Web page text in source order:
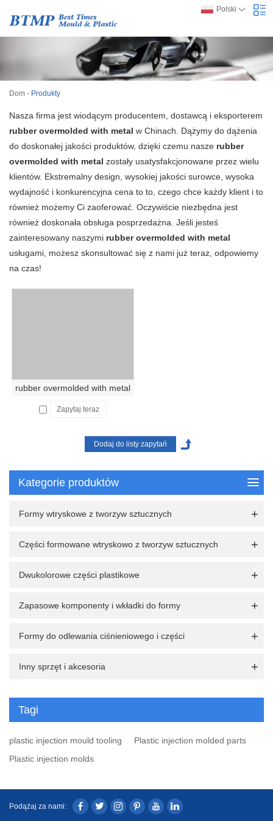
Polski
Dom - Produkty
Nasza firma jest wiodącym producentem, dostawcą i eksporterem
rubber overmolded with metal w Chinach. Dążymy do dążenia
do doskonałej jakości produktów, dzięki czemu nasze rubber
overmolded with metal zostały usatysfakcjonowane przez wielu
klientów. Ekstremalny design, wysokiej jakości surowce, wysoka
wydajność i konkurencyjna cena to to, czego chce każdy klient i to
również możemy Ci zaoferować. Oczywiście niezbędna jest
również doskonała obsługa posprzedażna. Jeśli jesteś
zainteresowany naszymi rubber overmolded with metal
usługami, możesz skonsultować się z nami już teraz, odpowiemy
na czas!
rubber overmolded with metal
Zapytaj teraz
Kategorie produktów
Formy wtryskowe z tworzyw sztucznych
Części formowane wtryskowo z tworzyw sztucznych
Dwukolorowe części plastikowe
Zapasowe komponenty i wkładki do formy
Formy do odlewania ciśnieniowego i części
Inny sprzęt i akcesoria
Tagi
plastic injection mould tooling
Plastic injection molded parts
Plastic injection molds
Podążaj za nami: